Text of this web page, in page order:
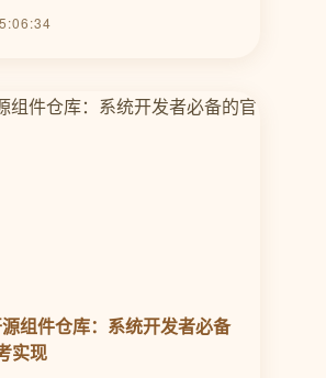
组件仓库：系统开发者必备
实现